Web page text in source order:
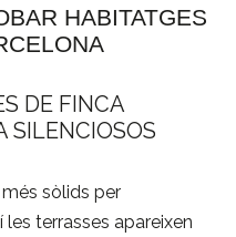
HABITATGES
DE FINCA
SILENCIOSOS
més sòlids per
terrasses apareixen